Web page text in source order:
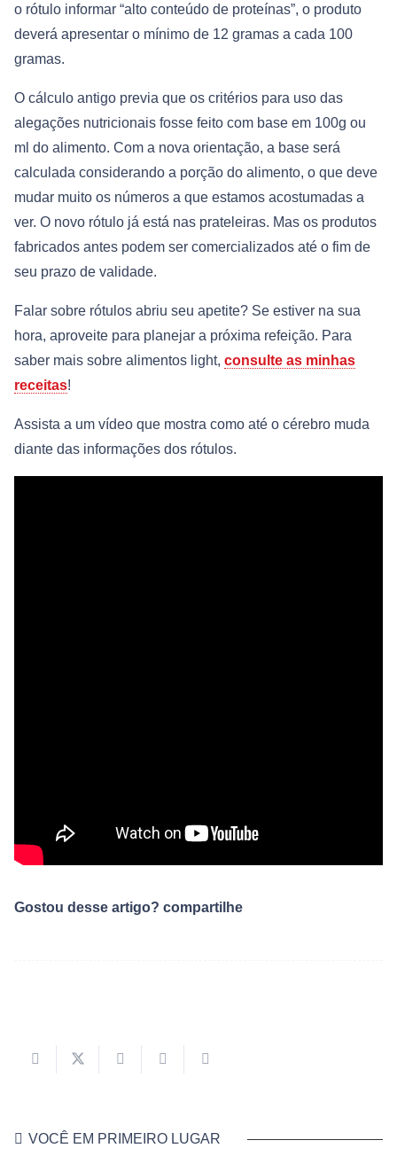
o rótulo informar “alto conteúdo de proteínas”, o produto
deverá apresentar o mínimo de 12 gramas a cada 100
gramas.
O cálculo antigo previa que os critérios para uso das
alegações nutricionais fosse feito com base em 100g ou
ml do alimento. Com a nova orientação, a base será
calculada considerando a porção do alimento, o que deve
mudar muito os números a que estamos acostumadas a
ver. O novo rótulo já está nas prateleiras. Mas os produtos
fabricados antes podem ser comercializados até o fim de
seu prazo de validade.
Falar sobre rótulos abriu seu apetite? Se estiver na sua
hora, aproveite para planejar a próxima refeição. Para
saber mais sobre alimentos light, consulte as minhas
receitas!
Assista a um vídeo que mostra como até o cérebro muda
diante das informações dos rótulos.
Gostou desse artigo? compartilhe
VOCÊ EM PRIMEIRO LUGAR